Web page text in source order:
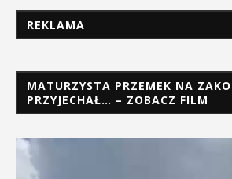
REKLAMA
MATURZYSTA PRZEMEK NA
PRZYJECHAŁ… – ZOBACZ FILM
Odtwarzacz